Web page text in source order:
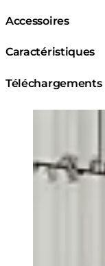
Accessoires
Caractéristiques
Téléchargements